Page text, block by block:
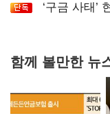
‘구금 사태’
함께 볼만한 뉴